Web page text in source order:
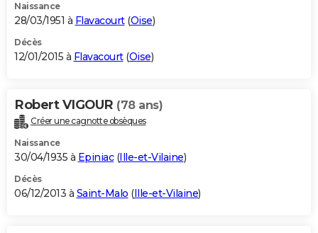
Naissance
28/03/1951 à Flavacourt(Oise)
Décès
12/01/2015 à Flavacourt(Oise)
Robert VIGOUR (78 ans)
Créer une cagnotte obsèques
Naissance
30/04/1935 à Epiniac(Ille-et-Vilaine)
Décès
06/12/2013 à Saint-Malo (Ille-et-Vilaine)